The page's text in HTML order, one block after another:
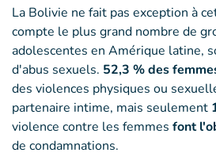
La Bolivie ne fait pas exception à
compte le plus grand nombre de
adolescentes en Amérique latine,
d'abus sexuels. 52,3 % des
des violences physiques ou
partenaire intime, mais seulement
violence contre les femmes font
de condamnations.